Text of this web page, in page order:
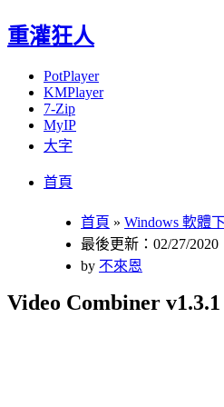
重灌狂人
PotPlayer
KMPlayer
7-Zip
MyIP
大字
首頁
首頁 » Windows 軟體
最後更新：02/27/2020
by 不來恩
Video Combiner